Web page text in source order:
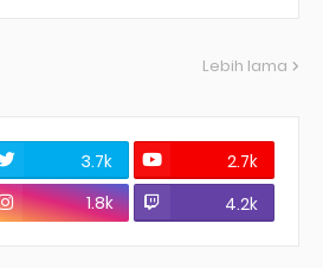
Lebih lama
3.7k
2.7k
1.8k 4.2k